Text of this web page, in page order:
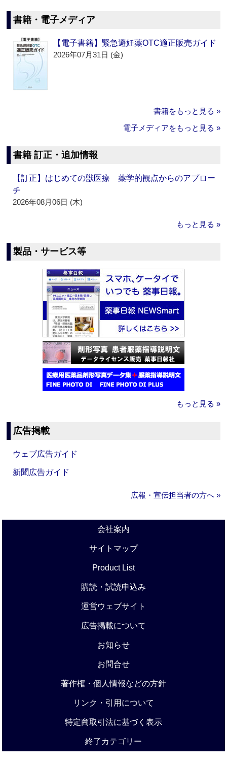
書籍・電子メディア
【電子書籍】緊急避妊薬OTC適正販売ガイド
2026年07月31日 (金)
書籍をもっと見る »
電子メディアをもっと見る »
書籍 訂正・追加情報
【訂正】はじめての獣医療 薬学的観点からのアプロー
チ
2026年08月06日 (木)
もっと見る »
製品・サービス等
もっと見る »
広告掲載
ウェブ広告ガイド
新聞広告ガイド
広報・宣伝担当者の方へ »
会社案内
サイトマップ
Product List
購読・試読申込み
運営ウェブサイト
広告掲載について
お知らせ
お問合せ
著作権・個人情報などの方針
リンク・引用について
特定商取引法に基づく表示
終了カテゴリー